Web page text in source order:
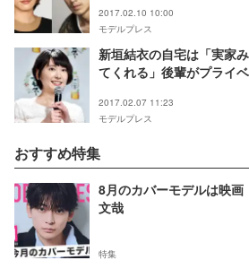
2017.02.10 10:00
モデルプレス
新垣結衣の自宅は「実家
てくれる」後輩がプライ
2017.02.07 11:23
モデルプレス
おすすめ特集
8月のカバーモデルは映
文哉
特集